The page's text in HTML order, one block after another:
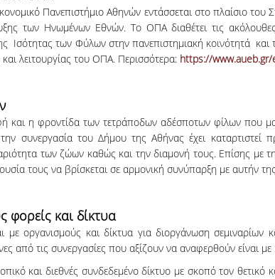
Πανεπιστήμιο Αθηνών εντάσσεται στο πλαίσιο του
των Ηνωμένων Εθνών. Το ΟΠΑ διαθέτει τις
Ισότητας των Φύλων στην πανεπιστημιακή κοινότητά
και λειτουργίας του ΟΠΑ. Περισσότερα: https://
η φροντίδα των τετράποδων αδέσποτων φίλων που
συνεργασία του Δήμου της Αθήνας έχει καταρτιστεί
των ζώων καθώς και την διαμονή τους. Επίσης με
τους να βρίσκεται σε αρμονική συνύπαρξη με αυτήν
φορείς και δίκτυα
με οργανισμούς και δίκτυα για διοργάνωση σεμιναρίων
από τις συνεργασίες που αξίζουν να αναφερθούν είναι με
και διεθνές συνδεδεμένο δίκτυο με σκοπό τον θετικό